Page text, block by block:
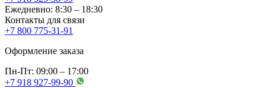
Ежедневно: 8:30 – 18:30
Контакты для связи
+7 800 775-31-91
Оформление заказа
Пн-Пт: 09:00 – 17:00
+7 918 927-99-90